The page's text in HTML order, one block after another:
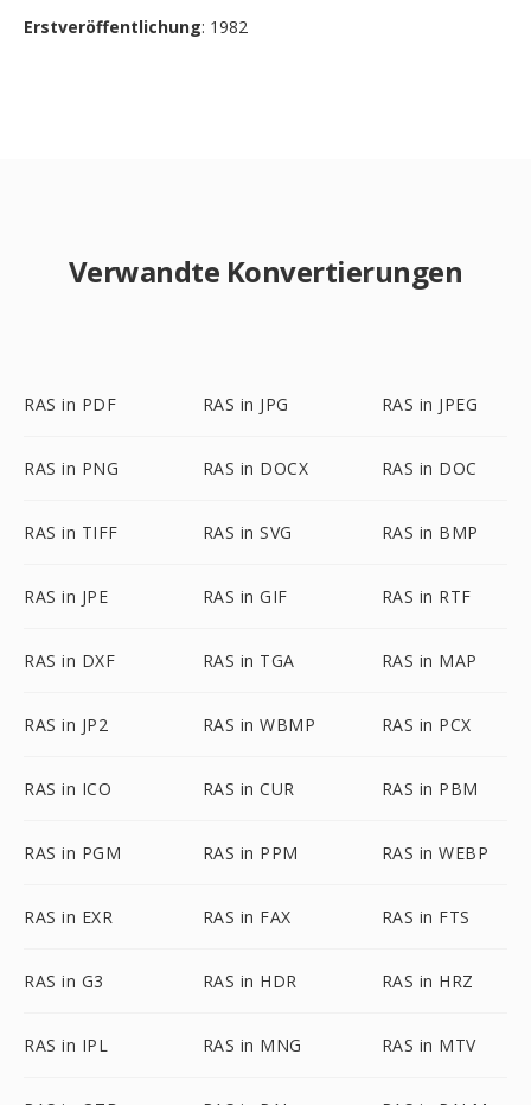
Erstveröffentlichung: 1982
Verwandte Konvertierungen
RAS in PDF RAS in JPG RAS in JPEG
RAS in PNG RAS in DOCX RAS in DOC
RAS in TIFF RAS in SVG RAS in BMP
RAS in JPE RAS in GIF RAS in RTF
RAS in DXF RAS in TGA RAS in MAP
RAS in JP2 RAS in WBMP RAS in PCX
RAS in ICO RAS in CUR RAS in PBM
RAS in PGM RAS in PPM RAS in WEBP
RAS in EXR RAS in FAX RAS in FTS
RAS in G3 RAS in HDR RAS in HRZ
RAS in IPL RAS in MNG RAS in MTV